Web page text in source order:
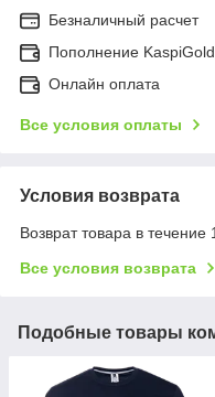
Безналичный расчет
Пополнение KaspiGold
Онлайн оплата
Все условия оплаты
Условия возврата
Возврат товара в
Все условия возврата
Подобные товары